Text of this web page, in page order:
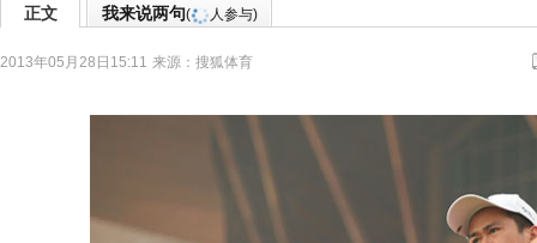
正文 我来说两句( 人参与)
2013年05月28日15:11 来源： 搜狐体育